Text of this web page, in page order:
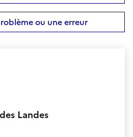
ou une erreur
Landes